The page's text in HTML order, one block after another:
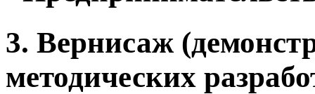
3. Вернисаж
методических